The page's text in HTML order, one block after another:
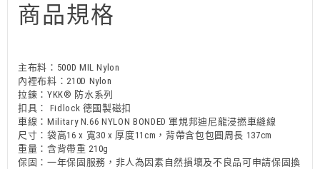
商品規格
主布料：500D MIL Nylon
內裡布料：210D Nylon
拉鍊：YKK® 防水系列
扣具： Fidlock 德國製磁扣
車線：Military N.66 NYLON BONDED 軍規邦迪尼龍浸撚車縫線
尺寸：袋高16 x 寬30 x 厚度11cm，背帶含包包圓周長 137cm
重量：含背帶重 210g
保固：一年保固服務，非人為因素自然損壞及不良品可申請保固換